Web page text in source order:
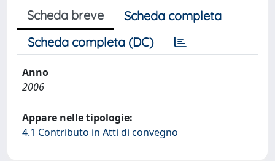
Scheda breve
Scheda completa
Scheda completa (DC)
Anno
2006
Appare nelle tipologie:
4.1 Contributo in Atti di convegno